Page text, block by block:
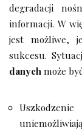
degradacji
informacji. W
jest możliwe,
sukcesu.
danych może